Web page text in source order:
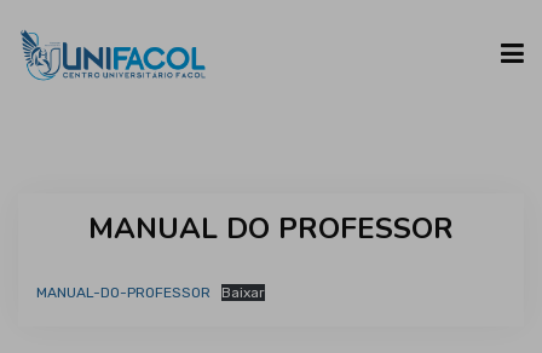
CURSOSMANUAL DO PROFESSOR
MANUAL-DO-PROFESSOR Baixar